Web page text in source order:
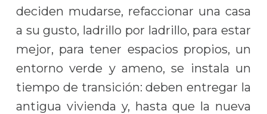
deciden mudarse, refaccionar una casa
a su gusto, ladrillo por ladrillo, para estar
mejor, para tener espacios propios, un
entorno verde y ameno, se instala un
tiempo de transición: deben entregar la
antigua vivienda y, hasta que la nueva